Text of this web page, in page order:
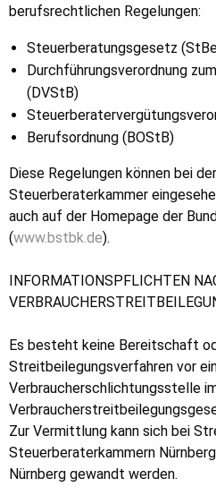
berufsrechtlichen Regelungen:
Steuerberatungsgesetz
Durchführungsverordnung
(DVStB)
Berufsordnung (BOStB)
Diese Regelungen können bei
Steuerberaterkammer
auch auf der Homepage der
(www.bstbk.de).
INFORMATIONSPFLICHTEN
Es besteht keine Bereitschaft
Streitbeilegungsverfahren vor
Verbraucherschlichtungsstelle
Zur Vermittlung kann sich bei
Steuerberaterkammern
Nürnberg gewandt werden.